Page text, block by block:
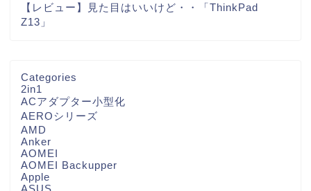
【レビュー】見た目はいいけど・・「ThinkPad
Z13」
Categories
2in1
ACアダプター小型化
AEROシリーズ
AMD
Anker
AOMEI
AOMEI Backupper
Apple
ASUS